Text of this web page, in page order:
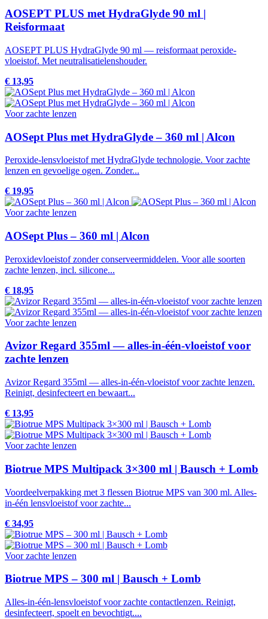
AOSEPT PLUS met HydraGlyde 90 ml |
Reisformaat
AOSEPT PLUS HydraGlyde 90 ml — reisformaat peroxide-
vloeistof. Met neutralisatielenshouder.
€ 13,95
Voor zachte lenzen
AOSept Plus met HydraGlyde – 360 ml | Alcon
Peroxide-lensvloeistof met HydraGlyde technologie. Voor zachte
lenzen en gevoelige ogen. Zonder...
€ 19,95
Voor zachte lenzen
AOSept Plus – 360 ml | Alcon
Peroxidevloeistof zonder conserveermiddelen. Voor alle soorten
zachte lenzen, incl. silicone...
€ 18,95
Voor zachte lenzen
Avizor Regard 355ml — alles-in-één-vloeistof voor
zachte lenzen
Avizor Regard 355ml — alles-in-één-vloeistof voor zachte lenzen.
Reinigt, desinfecteert en bewaart...
€ 13,95
Voor zachte lenzen
Biotrue MPS Multipack 3×300 ml | Bausch + Lomb
Voordeelverpakking met 3 flessen Biotrue MPS van 300 ml. Alles-
in-één lensvloeistof voor zachte...
€ 34,95
Voor zachte lenzen
Biotrue MPS – 300 ml | Bausch + Lomb
Alles-in-één-lensvloeistof voor zachte contactlenzen. Reinigt,
desinfecteert, spoelt en bevochtigt....